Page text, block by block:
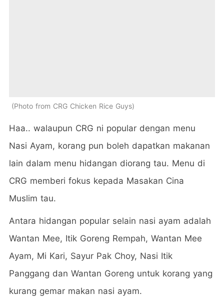
Photo from CRG Chicken Rice Guys
Haa.. walaupun CRG ni popular dengan menu
Nasi Ayam, korang pun boleh dapatkan makanan
lain dalam menu hidangan diorang tau. Menu di
CRG memberi fokus kepada Masakan Cina
Muslim tau.
Antara hidangan popular selain nasi ayam adalah
Wantan Mee, Itik Goreng Rempah, Wantan Mee
Ayam, Mi Kari, Sayur Pak Choy, Nasi Itik
Panggang dan Wantan Goreng untuk korang yang
kurang gemar makan nasi ayam.